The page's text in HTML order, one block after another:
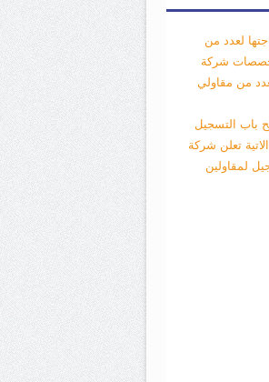
لعدد من
شركة
من مقاولي
باب التسجيل
تعلن شركة
لمقاولين